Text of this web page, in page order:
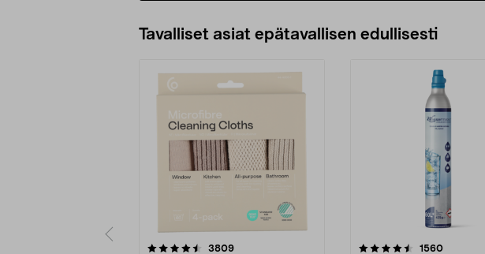
Tavalliset asiat epätavallisen edullisesti
3809arvostelut
4.5viidestä
1560arvostelut
4.5viidestä